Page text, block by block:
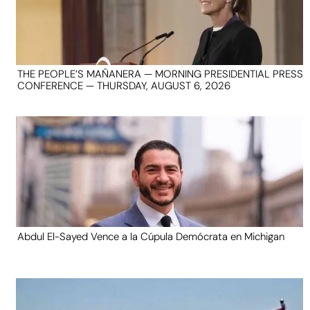
THE PEOPLE’S MAÑANERA — MORNING PRESIDENTIAL PRESS
CONFERENCE — THURSDAY, AUGUST 6, 2026
Abdul El-Sayed Vence a la Cúpula Demócrata en Michigan